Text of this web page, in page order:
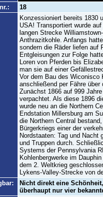
18
Konzessioniert bereits 1830
USA! Transportiert wurde
langen Strecke
Anthrazitkohle. Anfangs
sondern die Räder liefen auf
Entgleisungen zur Folge
Loren von Pferden bis
man sie auf einer
Vor dem Bau des Wiconisco
anschließend per Fähre über
Zunächst 1866 auf 999
verpachtet. Als diese 1896
wurde neu an die Northern
Endstation Millersburg am
die Northern Central
Bürgerkriegs einer der
Nordstaaten: Tag und Nacht
und Truppen durch.
Systems der Pennsylvania
Kohlenbergwerke im
dem 2. Weltkrieg
Lykens-Valley-Strecke von
Nicht direkt eine
überhaupt nur vier